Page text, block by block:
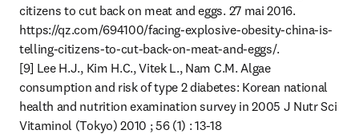
citizens to cut back on meat and eggs. 27 mai 2016.
https://qz.com/694100/facing-explosive-obesity-china-is-
telling-citizens-to-cut-back-on-meat-and-eggs/.
[9] Lee H.J., Kim H.C., Vitek L., Nam C.M. Algae
consumption and risk of type 2 diabetes: Korean national
health and nutrition examination survey in 2005 J Nutr Sci
Vitaminol (Tokyo) 2010 ; 56 (1) : 13-18